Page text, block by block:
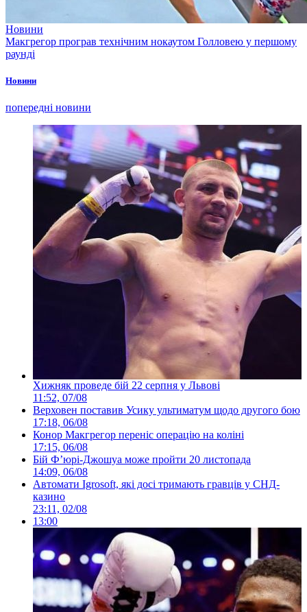
Новини
Макгрегор програв технічним нокаутом Голловею у першому
раунді
Новини
попередні новини
Хижняк проведе бій 22 серпня у Львові
11:52, 07/08
Верховен поставив Усику ультиматум щодо другого бою
17:18, 06/08
Конор Макгрегор переніс операцію на коліні
17:15, 06/08
Бій Ф’юрі-Джошуа може пройти 20 листопада
14:09, 06/08
Автомати Igrosoft, які досі тримають гравців у СНД-
казино
23:11, 02/08
13:00